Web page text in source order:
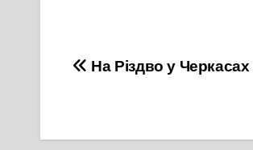
Навігація
На Різдво у